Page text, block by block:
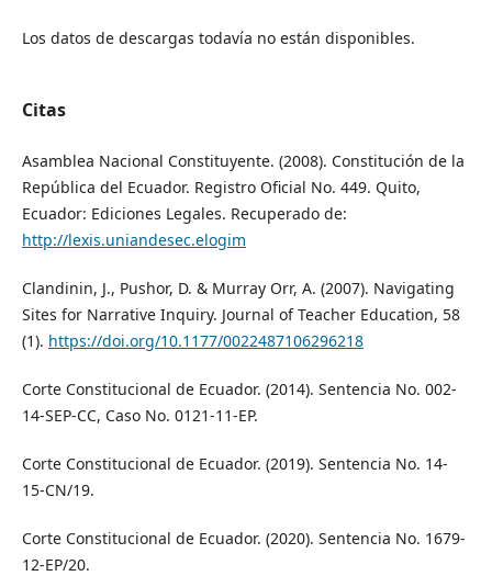
Los datos de descargas todavía no están disponibles.
Citas
Asamblea Nacional Constituyente. (2008). Constitución de la
República del Ecuador. Registro Oficial No. 449. Quito,
Ecuador: Ediciones Legales. Recuperado de:
http://lexis.uniandesec.elogim
Clandinin, J., Pushor, D. & Murray Orr, A. (2007). Navigating
Sites for Narrative Inquiry. Journal of Teacher Education, 58
(1). https://doi.org/10.1177/0022487106296218
Corte Constitucional de Ecuador. (2014). Sentencia No. 002-
14-SEP-CC, Caso No. 0121-11-EP.
Corte Constitucional de Ecuador. (2019). Sentencia No. 14-
15-CN/19.
Corte Constitucional de Ecuador. (2020). Sentencia No. 1679-
12-EP/20.